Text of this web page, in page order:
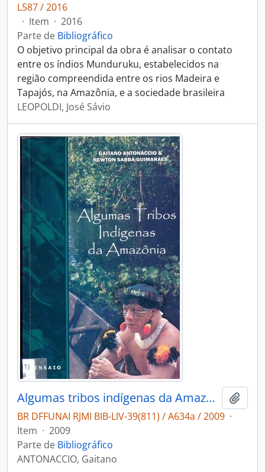
L587 / 2016
· Item · 2016
Parte de Bibliográfico
O objetivo principal da obra é analisar o contato
entre os índios Munduruku, estabelecidos na
região compreendida entre os rios Madeira e
Tapajós, na Amazônia, e a sociedade brasileira
LEOPOLDI, José Sávio
Algumas tribos indígenas da Amazônia: 2 ensaios.
BR DFFUNAI RJMI BIB-LIV-39(811) / A634a / 2009 ·
Item · 2009
Parte de Bibliográfico
ANTONACCIO, Gaitano